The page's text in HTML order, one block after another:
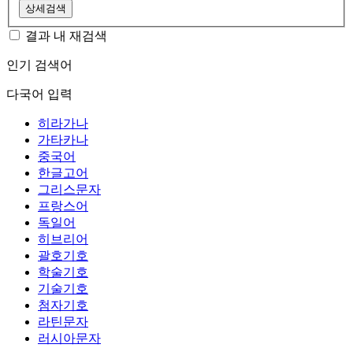
상세검색
결과 내 재검색
인기 검색어
다국어 입력
히라가나
가타카나
중국어
한글고어
그리스문자
프랑스어
독일어
히브리어
괄호기호
학술기호
기술기호
첨자기호
라틴문자
러시아문자